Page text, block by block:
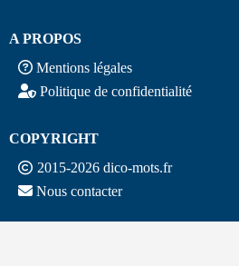
A PROPOS
Mentions légales
Politique de confidentialité
COPYRIGHT
2015-2026 dico-mots.fr
Nous contacter